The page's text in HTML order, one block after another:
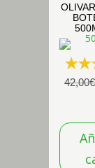
42,00€